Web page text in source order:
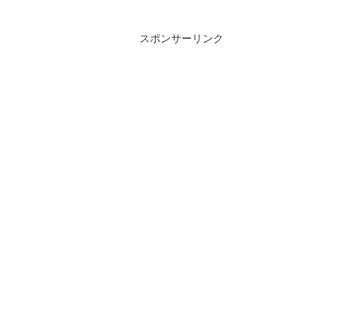
スポンサーリンク